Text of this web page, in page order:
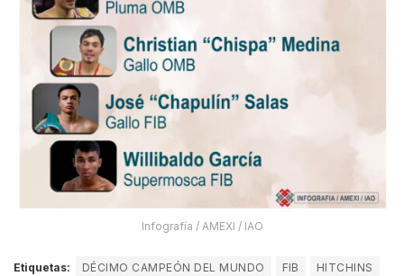
Infografía / AMEXI / IAO
Etiquetas: DÉCIMO CAMPEÓN DEL MUNDO FIB
HITCHINS